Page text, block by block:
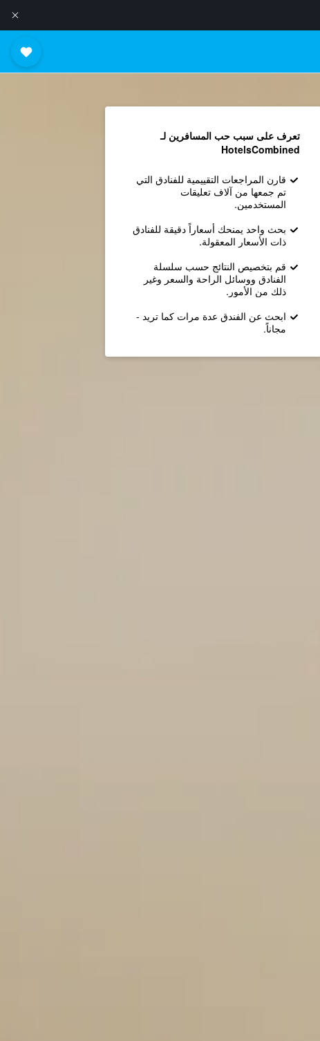
تعرف على سبب حب المسافرين لـ
HotelsCombined
قارن المراجعات التقييمية للفنادق التي
تم جمعها من آلاف تعليقات
المستخدمين.
بحث واحد يمنحك أسعاراً دقيقة للفنادق
ذات الأسعار المعقولة.
قم بتخصيص النتائج حسب سلسلة
الفنادق ووسائل الراحة والسعر وغير
ذلك من الأمور.
ابحث عن الفندق عدة مرات كما تريد -
مجاناً.